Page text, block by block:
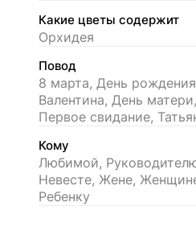
Какие цветы содержит
Орхидея
Повод
8 марта, День
Валентина, День
Первое свидание,
Кому
Любимой,
Невесте, Жене,
Ребенку